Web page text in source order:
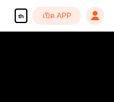
th เปิด APP